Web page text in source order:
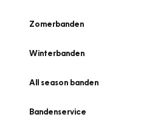
Zomerbanden
Winterbanden
All season banden
Bandenservice